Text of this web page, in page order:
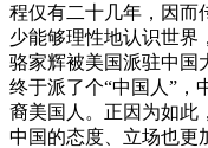
程仅有二十几年，因而
少能够理性地认识世界
骆家辉被美国派驻中国
终于派了个“中国人”，
裔美国人。正因为如此
中国的态度、立场也更